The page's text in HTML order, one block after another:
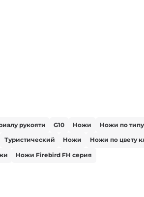
рукояти G10 Ножи Ножи по
Туристический Ножи Ножи по цвету
Ножи Firebird FH серия